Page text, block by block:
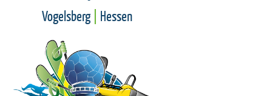
Vogelsberg Hessen